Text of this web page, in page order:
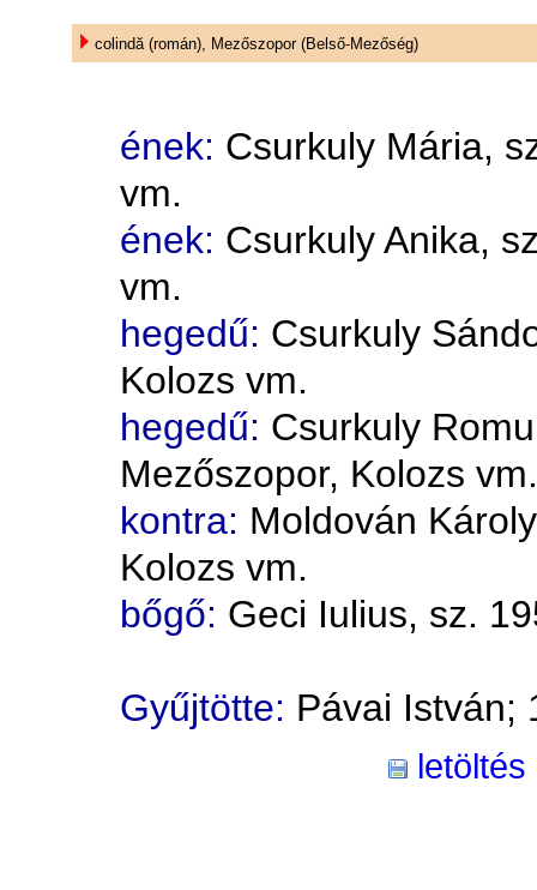
colindă (román), Mezőszopor (Belső-Mezőség)
ének: Csurkuly Mária,
vm.
ének: Csurkuly Anika,
vm.
hegedű: Csurkuly
Kolozs vm.
hegedű: Csurkuly
Mezőszopor, Kolozs vm.
kontra: Moldován
Kolozs vm.
bőgő: Geci Iulius, sz.
Gyűjtötte: Pávai István;
letöltés